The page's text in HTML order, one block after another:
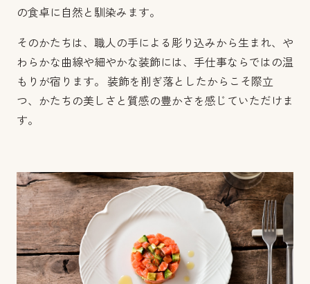
の食卓に自然と馴染みます。
そのかたちは、職人の手による彫り込みから生まれ、や
わらかな曲線や細やかな装飾には、手仕事ならではの温
もりが宿ります。 装飾を削ぎ落としたからこそ際立
つ、かたちの美しさと質感の豊かさを感じていただけま
す。